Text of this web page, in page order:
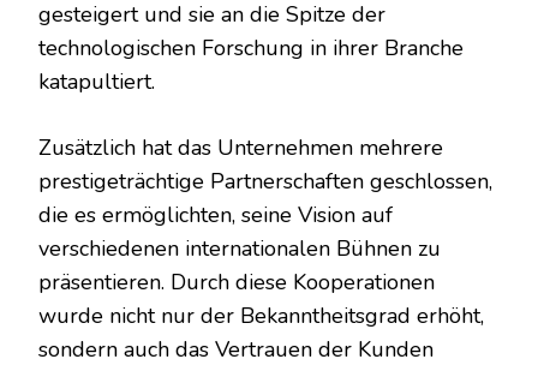
gesteigert und sie an die Spitze der
technologischen Forschung in ihrer Branche
katapultiert.
Zusätzlich hat das Unternehmen mehrere
prestigeträchtige Partnerschaften geschlossen,
die es ermöglichten, seine Vision auf
verschiedenen internationalen Bühnen zu
präsentieren. Durch diese Kooperationen
wurde nicht nur der Bekanntheitsgrad erhöht,
sondern auch das Vertrauen der Kunden